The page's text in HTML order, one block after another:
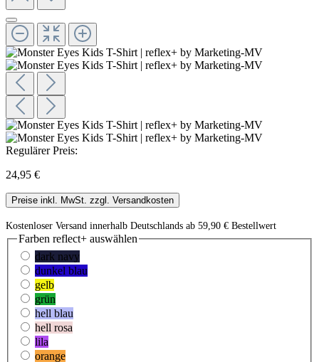
Regulärer Preis:
24,95 €
Preise inkl. MwSt. zzgl. Versandkosten
Kostenloser Versand innerhalb Deutschlands ab 59,90 € Bestellwert
Farben reflect+ auswählen
dark navy
dunkel blau
gelb
grün
hell blau
hell rosa
lila
orange